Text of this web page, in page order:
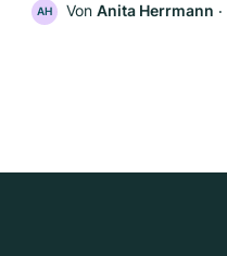
AH Von Anita Herrmann ‧